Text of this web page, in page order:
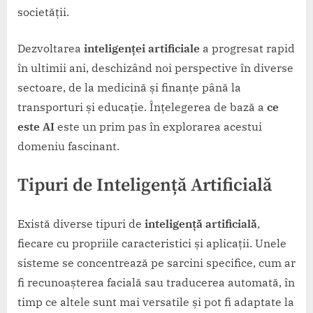
societății.
Dezvoltarea inteligenței artificiale a progresat rapid
în ultimii ani, deschizând noi perspective în diverse
sectoare, de la medicină și finanțe până la
transporturi și educație. Înțelegerea de bază a ce
este AI este un prim pas în explorarea acestui
domeniu fascinant.
Tipuri de Inteligență Artificială
Există diverse tipuri de inteligență artificială,
fiecare cu propriile caracteristici și aplicații. Unele
sisteme se concentrează pe sarcini specifice, cum ar
fi recunoașterea facială sau traducerea automată, în
timp ce altele sunt mai versatile și pot fi adaptate la